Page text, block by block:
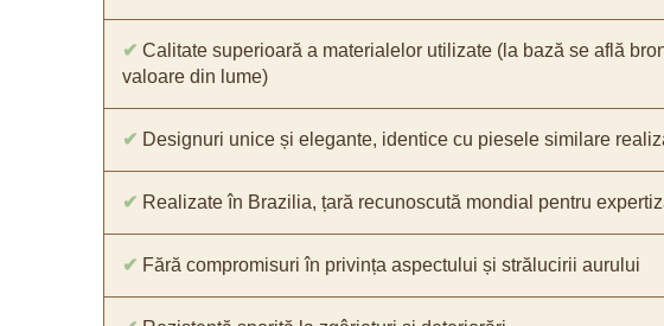
✔ Calitate superioară a materialelor utilizate (la bază se află
valoare din lume)
✔ Designuri unice și elegante, identice cu piesele similare
✔ Realizate în Brazilia, țară recunoscută mondial pentru
✔ Fără compromisuri în privința aspectului și strălucirii aurului